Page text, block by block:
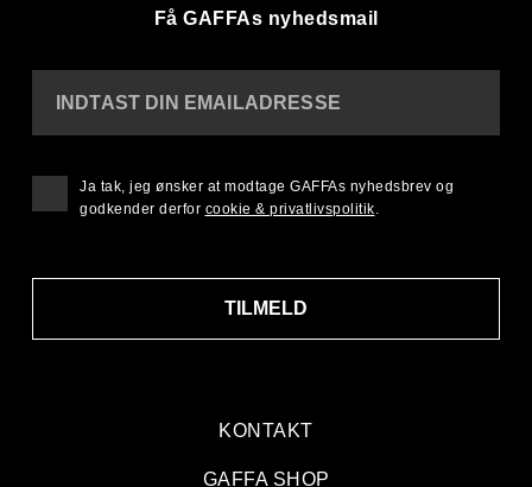
Få GAFFAs nyhedsmail
KONTAKT
GAFFA SHOP
INDTAST DIN EMAILADRESSE
TILMELD
Ja tak, jeg ønsker at modtage GAFFAs nyhedsbrev og
godkender derfor cookie & privatlivspolitik